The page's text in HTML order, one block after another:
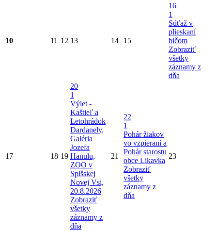
10 11 12 13 14 15
16
1
Súťaž v
plieskaní
bičom
Zobraziť
všetky
záznamy z
dňa
17 18 19
20
1
Výlet -
Kaštieľ a
Letohrádok
Dardanely,
Galéria
Jozefa
Hanulu,
ZOO v
Spišskej
Novej Vsi,
20.8.2026
Zobraziť
všetky
záznamy z
dňa
21
22
1
Pohár žiakov
vo vzpieraní a
Pohár starostu
obce Likavka
Zobraziť
všetky
záznamy z
dňa
23